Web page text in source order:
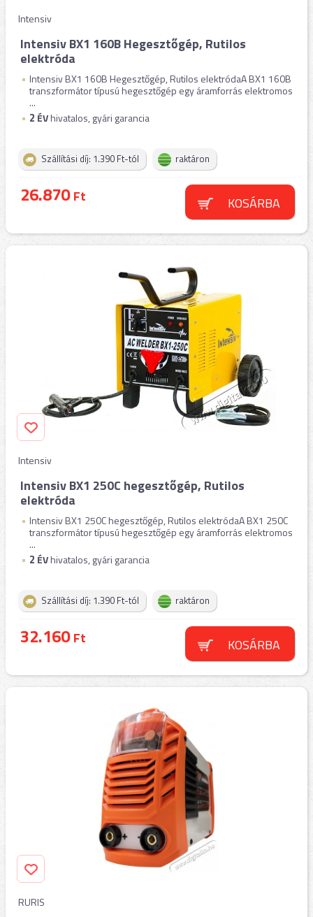
Intensiv
Intensiv BX1 160B Hegesztőgép, Rutilos
elektróda
Intensiv BX1 160B Hegesztőgép, Rutilos elektródaA BX1 160B
transzformátor típusú hegesztőgép egy áramforrás elektromos
...
2 ÉVhivatalos, gyári garancia
Szállítási díj: 1.390 Ft-tól raktáron
26.870Ft KOSÁRBA
Intensiv
Intensiv BX1 250C hegesztőgép, Rutilos
elektróda
Intensiv BX1 250C hegesztőgép, Rutilos elektródaA BX1 250C
transzformátor típusú hegesztőgép egy áramforrás elektromos
...
2 ÉVhivatalos, gyári garancia
Szállítási díj: 1.390 Ft-tól raktáron
32.160Ft KOSÁRBA
RURIS